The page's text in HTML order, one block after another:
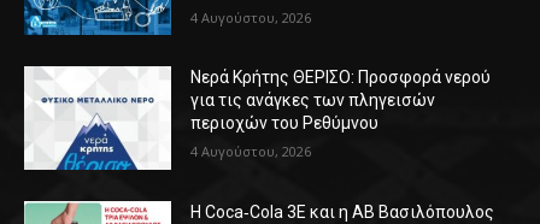
4 Αυγούστου, 2026
Νερά Κρήτης ΘΕΡΙΣΟ: Προσφορά νερού
για τις ανάγκες των πληγεισών
περιοχών του Ρεθύμνου
4 Αυγούστου, 2026
Η Coca‑Cola 3E και η ΑΒ Βασιλόπουλος